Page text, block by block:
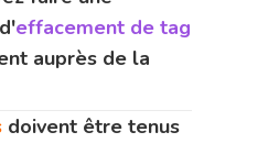
effacement de tag
auprès de la
doivent être tenus